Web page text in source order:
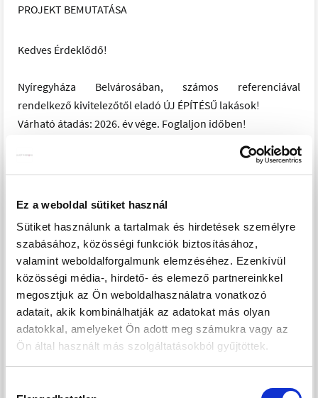
Ez a weboldal sütiket használ
Sütiket használunk a tartalmak és hirdetések személyre
szabásához, közösségi funkciók biztosításához,
valamint weboldalforgalmunk elemzéséhez. Ezenkívül
közösségi média-, hirdető- és elemező partnereinkkel
megosztjuk az Ön weboldalhasználatra vonatkozó
adatait, akik kombinálhatják az adatokat más olyan
adatokkal, amelyeket Ön adott meg számukra vagy az
Ön által használt más szolgáltatásokból gyűjtöttek.
PROJEKT BEMUTATÁSA
Kedves Érdeklődő!
Nyíregyháza Belvárosában, számos referenciával
rendelkező kivitelezőtől eladó ÚJ ÉPÍTÉSŰ lakások!
Várható átadás: 2026. év vége. Foglaljon időben!
vásárolható!
Garázs: 10.000.000. ft
Földszint:
Üzlet: 47,78 m2
Ára: 45.391.000. ft
1. Emelet:
"A" lakás : 69,31 m2 + 6,97 m2 erkély
Amerikai konyha-nappali, 2 szoba, Fürdőszoba, külön wc,
Gardrób,